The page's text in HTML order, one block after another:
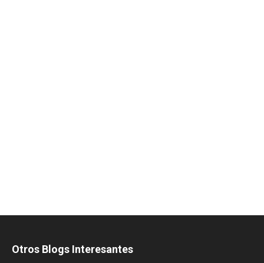
Otros Blogs Interesantes